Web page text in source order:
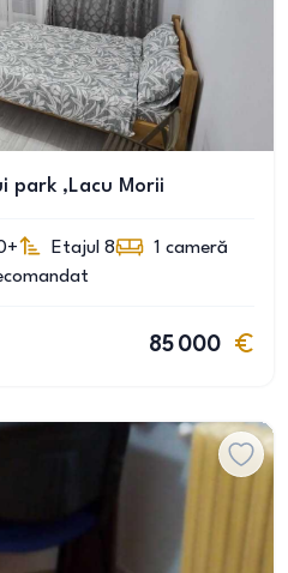
park ,Lacu Morii
Etajul 8 1 cameră
85 000